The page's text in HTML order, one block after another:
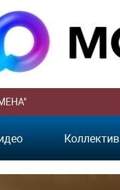
Коллектив